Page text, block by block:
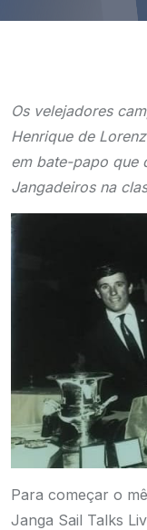
Os velejadores
Henrique de
em bate-papo que
Jangadeiros na
Para começar o
Janga Sail Talks